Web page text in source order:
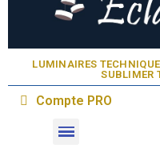
LUMINAIRES
SUBLIMER
Compte PRO